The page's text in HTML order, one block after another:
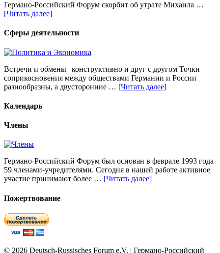
Германо-Российский Форум скорбит об утрате Михаила …
[Читать далее]
Сферы деятельности
Встречи и обмены | конструктивно и друг с другом Точки
соприкосновения между обществами Германии и России
разнообразны, а двусторонние … [Читать далее]
Календарь
Члены
Германо-Российский Форум был основан в феврале 1993 года
59 членами-учредителями. Сегодня в нашей работе активное
участие принимают более … [Читать далее]
Пожертвование
© 2026 Deutsch-Russisches Forum e.V. | Германо-Российский